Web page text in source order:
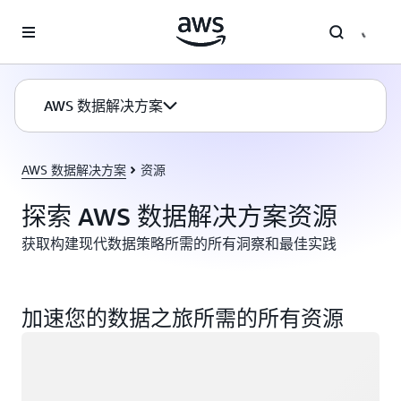
AWS 数据解决方案
AWS 数据解决方案 资源
探索 AWS 数据解决方案资源
获取构建现代数据策略所需的所有洞察和最佳实践
加速您的数据之旅所需的所有资源